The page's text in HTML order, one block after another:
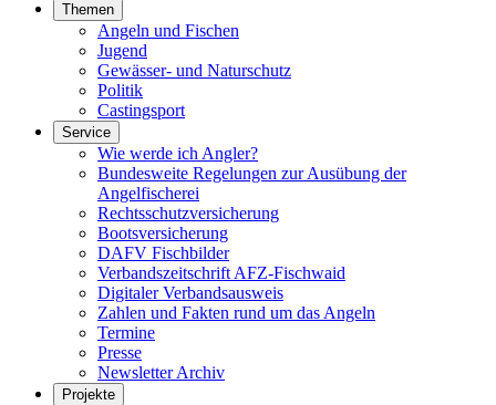
Themen
Angeln und Fischen
Jugend
Gewässer- und Naturschutz
Politik
Castingsport
Service
Wie werde ich Angler?
Bundesweite Regelungen zur Ausübung der
Angelfischerei
Rechtsschutzversicherung
Bootsversicherung
DAFV Fischbilder
Verbandszeitschrift AFZ-Fischwaid
Digitaler Verbandsausweis
Zahlen und Fakten rund um das Angeln
Termine
Presse
Newsletter Archiv
Projekte